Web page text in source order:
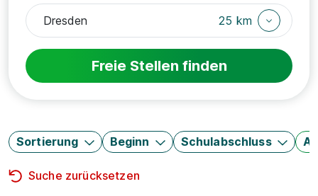
25 km
Freie Stellen finden
Sortierung Beginn Schulabschluss
Suche zurücksetzen